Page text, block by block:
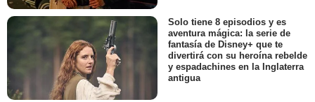
Solo tiene 8 episodios y es
aventura mágica: la serie de
fantasía de Disney+ que te
divertirá con su heroína rebelde
y espadachines en la Inglaterra
antigua